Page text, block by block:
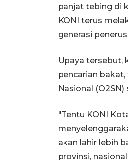
panjat tebing di
KONI terus
generasi
Upaya tersebut,
pencarian
Nasional (O2SN)
"Tentu KONI
akan lahir lebih
provinsi,